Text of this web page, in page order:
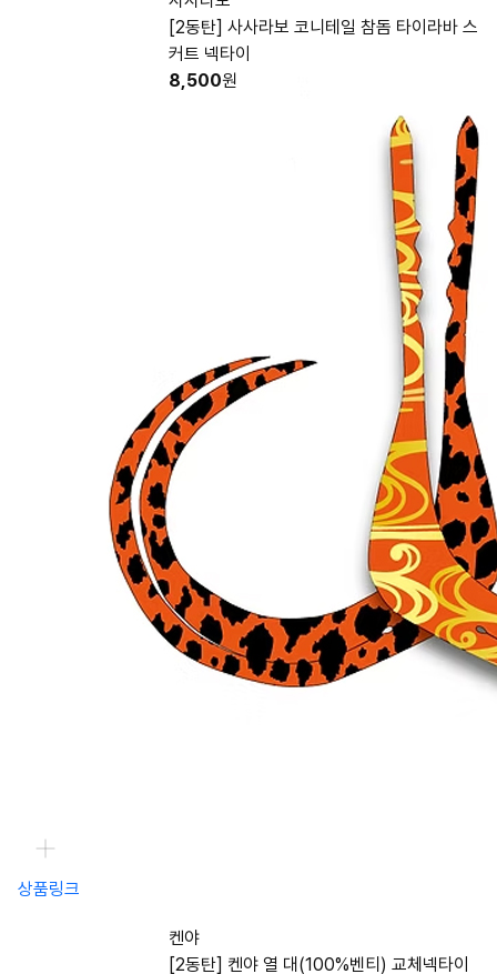
[2동탄] 사사라보 코니테일 참돔 타이라바 스
커트 넥타이
8,500원
상품링크
켄야
[2동탄] 켄야 열 대(100%벤티) 교체넥타이